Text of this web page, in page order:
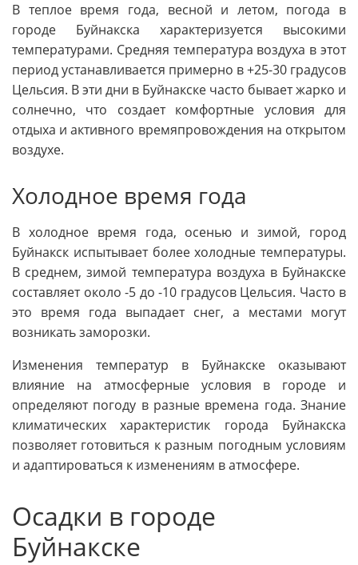
В теплое время года, весной и летом, погода в
городе Буйнакска характеризуется высокими
температурами. Средняя температура воздуха в этот
период устанавливается примерно в +25-30 градусов
Цельсия. В эти дни в Буйнакске часто бывает жарко и
солнечно, что создает комфортные условия для
отдыха и активного времяпровождения на открытом
воздухе.
Холодное время года
В холодное время года, осенью и зимой, город
Буйнакск испытывает более холодные температуры.
В среднем, зимой температура воздуха в Буйнакске
составляет около -5 до -10 градусов Цельсия. Часто в
это время года выпадает снег, а местами могут
возникать заморозки.
Изменения температур в Буйнакске оказывают
влияние на атмосферные условия в городе и
определяют погоду в разные времена года. Знание
климатических характеристик города Буйнакска
позволяет готовиться к разным погодным условиям
и адаптироваться к изменениям в атмосфере.
Осадки в городе
Буйнакске